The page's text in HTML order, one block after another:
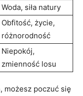
Woda, siła natury
Obfitość, życie,
różnorodność
Niepokój,
zmienność losu
możesz poczuć się